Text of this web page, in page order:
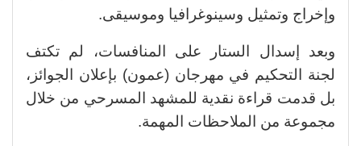
وإخراج وتمثيل وسينوغرافيا وموسيقى.
وبعد إسدال الستار على المنافسات، لم تكتف
لجنة التحكيم في مهرجان (عمون) بإعلان الجوائز،
بل قدمت قراءة نقدية للمشهد المسرحي من خلال
مجموعة من الملاحظات المهمة.